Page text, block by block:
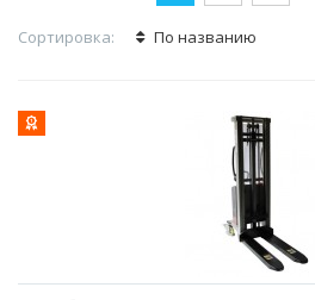
Сортировка: По названию